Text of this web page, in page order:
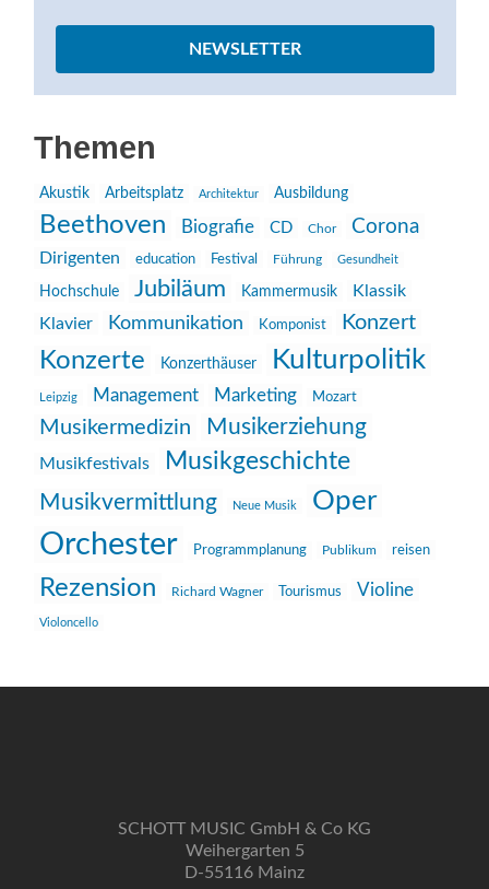
NEWSLETTER
Themen
Akustik Arbeitsplatz Architektur Ausbildung
Beethoven Biografie CD Chor Corona
Dirigenten education Festival Führung Gesundheit
Hochschule Jubiläum Kammermusik
Klassik
Klavier
Kommunikation Komponist Konzert
Konzerte Konzerthäuser Kulturpolitik
Leipzig Management Marketing Mozart
Musikermedizin Musikerziehung
Musikfestivals Musikgeschichte
Musikvermittlung Neue Musik Oper
Orchester Programmplanung Publikum reisen
Rezension Richard Wagner Tourismus Violine
Violoncello
SCHOTT MUSIC GmbH & Co KG
Weihergarten 5
D-55116 Mainz